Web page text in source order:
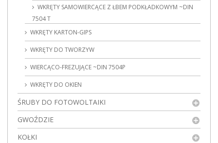
WKRĘTY SAMOWIERCĄCE Z ŁBEM PODKŁADKOWYM ~DIN
7504 T
WKRĘTY KARTON-GIPS
WKRĘTY DO TWORZYW
WIERCĄCO-FREZUJĄCE ~DIN 7504P
WKRĘTY DO OKIEN
ŚRUBY DO FOTOWOLTAIKI
GWOŹDZIE
KOŁKI